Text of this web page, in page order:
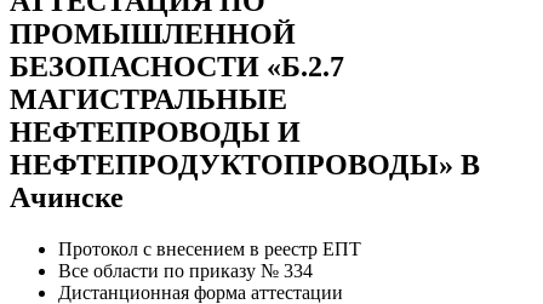
ПРОМЫШЛЕННОЙ
БЕЗОПАСНОСТИ «Б.2.7
МАГИСТРАЛЬНЫЕ
НЕФТЕПРОВОДЫ И
НЕФТЕПРОДУКТОПРОВОДЫ» В
Ачинске
Протокол с внесением в реестр ЕПТ
Все области по приказу № 334
Дистанционная форма аттестации